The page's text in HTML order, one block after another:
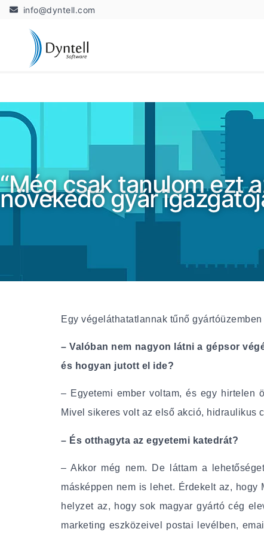
info@dyntell.com
“Még csak tanulom ezt
növekedő gyár
Egy végeláthatatlannak tűnő
– Valóban nem nagyon látni a gépsor
és hogyan jutott el ide?
– Egyetemi ember voltam, és egy hirtelen
Mivel sikeres volt az első akció, hidraulikus
– És otthagyta az egyetemi katedrát?
– Akkor még nem. De láttam a
másképpen nem is lehet. Érdekelt az,
helyzet az, hogy sok magyar gyártó cég
marketing eszközeivel postai levélben,